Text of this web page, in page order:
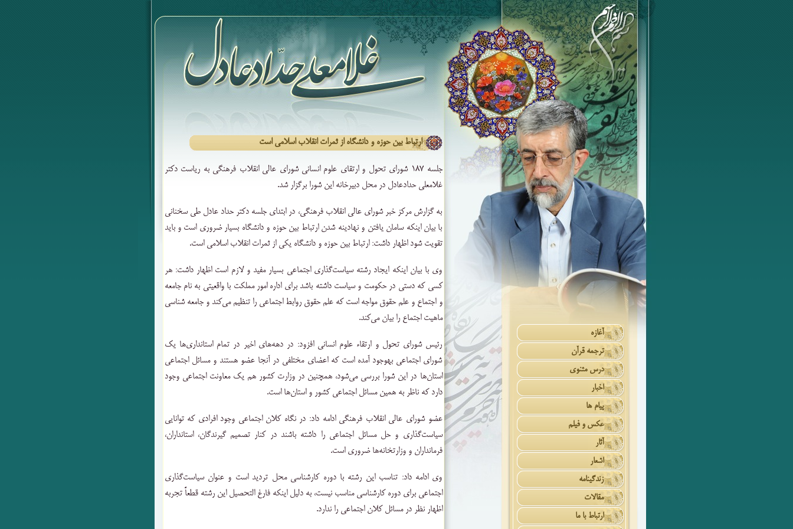
آغازه
ترجمه قرآن
درس مثنوی
اخبار
پیام ها
عکس و فیلم
آثار
اشعار
زندگینامه
مقالات
ارتباط با ما
ارتباط بین حوزه و دانشگاه از ثمرات انقلاب اسلامی است
جلسه ۱۸۷ شورای تحول و ارتقای علوم انسانی شورای عالی انقلاب فرهنگی به ریاست دکتر
غلامعلی حدادعادل در محل دبیرخانه این شورا برگزار شد.
به گزارش مرکز خبر شورای عالی انقلاب فرهنگی، در ابتدای جلسه دکتر حداد عادل طی سخنانی
با بیان اینکه سامان یافتن و نهادینه شدن ارتباط بین حوزه و دانشگاه بسیار ضروری است و باید
تقویت شود اظهار داشت: ارتباط بین حوزه و دانشگاه یکی از ثمرات انقلاب اسلامی است.
وی با بیان اینکه ایجاد رشته سیاست‌گذاری اجتماعی بسیار مفید و لازم است اظهار داشت: هر
کسی که دستی در حکومت و سیاست داشته باشد برای اداره امور مملکت با واقعیتی به نام جامعه
و اجتماع و علم حقوق مواجه است که علم حقوق روابط اجتماعی را تنظیم می‌کند و جامعه شناسی
ماهیت اجتماع را بیان می‌کند.
رئیس شورای تحول و ارتقاء علوم انسانی افزود: در دهه‌های اخیر در تمام استانداری‌ها یک
شورای اجتماعی بهوجود آمده است که اعضای مختلفی در آنجا عضو هستند و مسائل اجتماعی
استان‌ها در این شورا بررسی می‌شود، همچنین در وزارت کشور هم یک معاونت اجتماعی وجود
دارد که ناظر به همین مسائل اجتماعی کشور و استان‌ها است.
عضو شورای عالی انقلاب فرهنگی ادامه داد: در نگاه کلان اجتماعی وجود افرادی که توانایی
سیاست‌گذاری و حل مسائل اجتماعی را داشته باشند در کنار تصمیم گیرندگان، استانداران،
فرمانداران و وزارتخانه‌ها ضروری است.
وی ادامه داد: تناسب این رشته با دوره کارشناسی محل تردید است و عنوان سیاست‌گذاری
اجتماعی برای دوره کارشناسی مناسب نیست، به دلیل اینکه فارغ التحصیل این رشته قطعاً تجربه
اظهار نظر در مسائل کلان اجتماعی را ندارد.